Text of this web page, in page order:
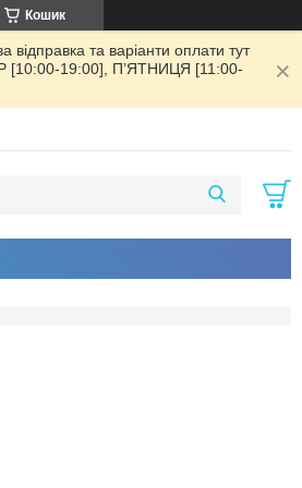
Кошик
та варіанти оплати тут
[10:00-19:00], ПʼЯТНИЦЯ [11:00-